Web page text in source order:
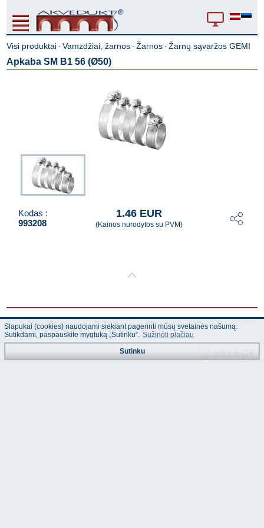
Visi produktai -Vamzdžiai, žarnos -Žarnos -Žarnų sąvaržos GEMI
Apkaba SM B1 56 (Ø50)
Kodas :
993208
1.46 EUR
(Kainos nurodytos su PVM)
© "AS Akvedukts" 2026. Dalinai ar pilnai naudojant duomenis iš šios svetainės
būtina naudoti nuorodą Į "AS Akvedukts"!
Slapukai (cookies) naudojami siekiant pagerinti mūsų svetainės našumą.
Sutikdami, paspauskite mygtuką „Sutinku“. Sužinoti plačiau
Sutinku